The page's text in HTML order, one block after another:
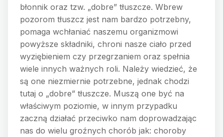
błonnik oraz tzw. „dobre” tłuszcze. Wbrew
pozorom tłuszcz jest nam bardzo potrzebny,
pomaga wchłaniać naszemu organizmowi
powyższe składniki, chroni nasze ciało przed
wyziębieniem czy przegrzaniem oraz spełnia
wiele innych ważnych roli. Należy wiedzieć, że
są one niezmiernie potrzebne, jednak chodzi
tutaj o „dobre” tłuszcze. Muszą one być na
właściwym poziomie, w innym przypadku
zaczną działać przeciwko nam doprowadzając
nas do wielu groźnych chorób jak: choroby